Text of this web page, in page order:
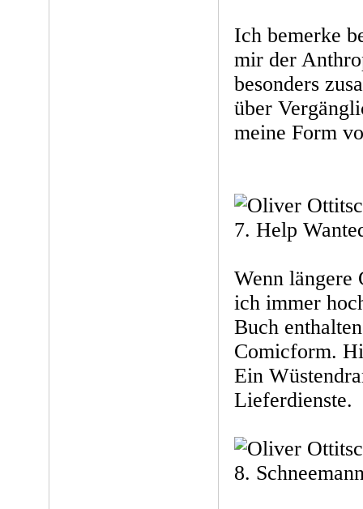
Ich bemerke
mir der
besonders
über
meine Form
7. Help
Wenn längere
ich immer
Buch
Comicform.
Ein
Lieferdienste.
8.